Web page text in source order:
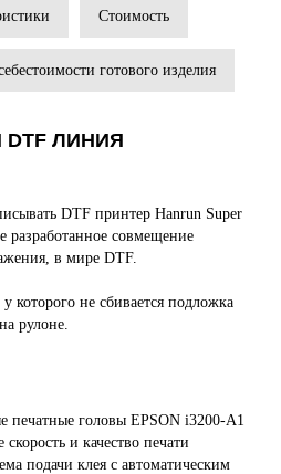
Стоимость
готового изделия
ЛИНИЯ
DTF принтер Hanrun Super
совмещение
в мире DTF.
которого не сбивается подложка
рулоне.
печатные головы EPSON i3200-A1
и качество печати
подачи клея с автоматическим